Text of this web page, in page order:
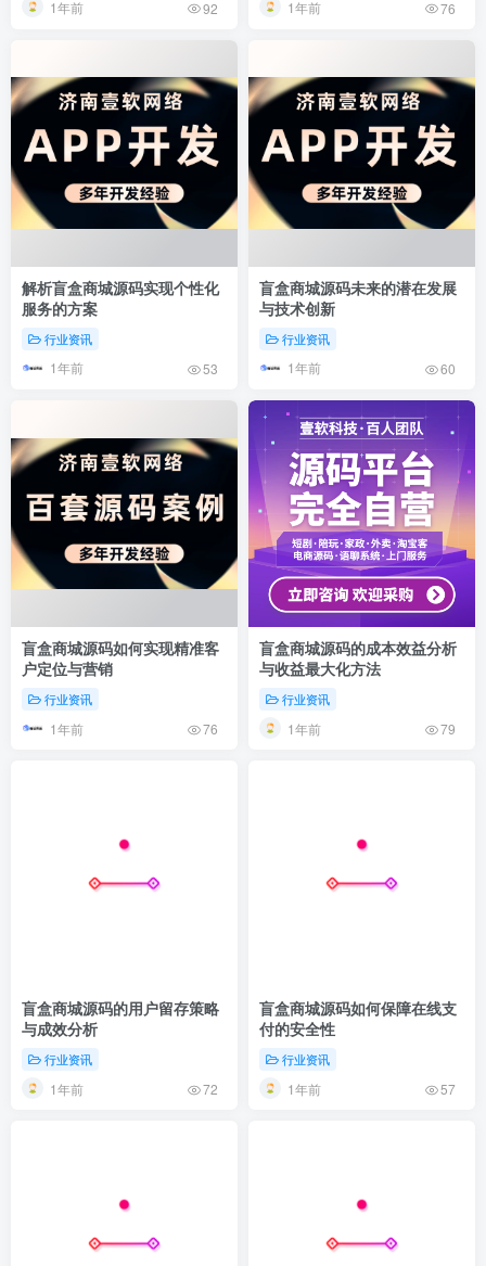
1年前 92 1年前 76
解析盲盒商城源码实现个性化
服务的方案
行业资讯
1年前 53
盲盒商城源码未来的潜在发展
与技术创新
行业资讯
1年前 60
盲盒商城源码如何实现精准客
户定位与营销
行业资讯
1年前 76
盲盒商城源码的成本效益分析
与收益最大化方法
行业资讯
1年前 79
盲盒商城源码的用户留存策略
与成效分析
行业资讯
1年前 72
盲盒商城源码如何保障在线支
付的安全性
行业资讯
1年前 57